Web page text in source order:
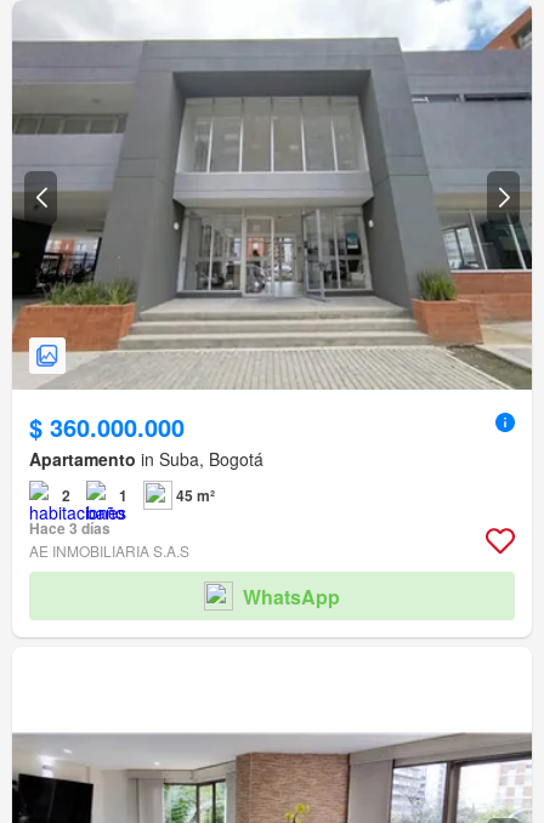
$ 360.000.000
Apartamento in Suba, Bogotá
2 1
45 m²
Hace 3 días
AE INMOBILIARIA S.A.S
WhatsApp